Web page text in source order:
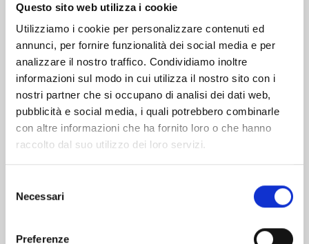
Questo sito web utilizza i cookie
Utilizziamo i cookie per personalizzare contenuti ed
annunci, per fornire funzionalità dei social media e per
analizzare il nostro traffico. Condividiamo inoltre
informazioni sul modo in cui utilizza il nostro sito con i
nostri partner che si occupano di analisi dei dati web,
pubblicità e social media, i quali potrebbero combinarle
con altre informazioni che ha fornito loro o che hanno
raccolto dal suo utilizzo dei loro servizi.
delNecessari
Preferenze